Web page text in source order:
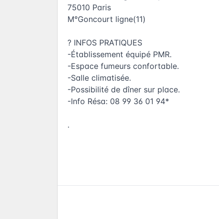
75010 Paris
M°Goncourt ligne(11)
? INFOS PRATIQUES
-Établissement équipé PMR.
-Espace fumeurs confortable.
-Salle climatisée.
-Possibilité de dîner sur place.
-Info Résa: 08 99 36 01 94*
.